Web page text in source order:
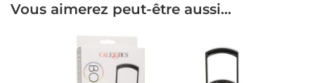
Vous aimerez peut-être aussi…